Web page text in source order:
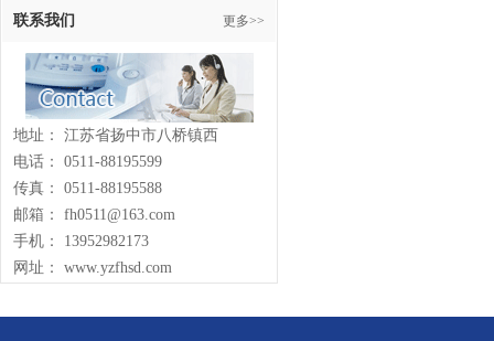
联系我们 更多>>
地址： 江苏省扬中市八桥镇西
电话： 0511-88195599
传真： 0511-88195588
邮箱： fh0511@163.com
手机： 13952982173
网址： www.yzfhsd.com